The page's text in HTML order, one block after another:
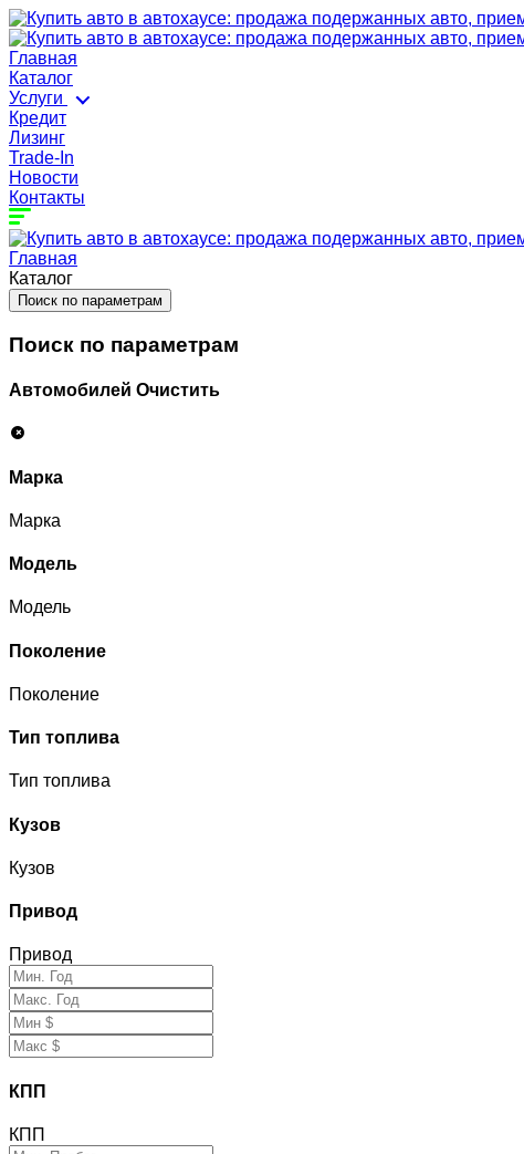
Главная
Каталог
Услуги
Кредит
Лизинг
Trade-In
Новости
Контакты
Главная
Каталог
Поиск по параметрам
Поиск по параметрам
Автомобилей Очистить
Марка
Марка
Модель
Модель
Поколение
Поколение
Тип топлива
Тип топлива
Кузов
Кузов
Привод
Привод
КПП
КПП